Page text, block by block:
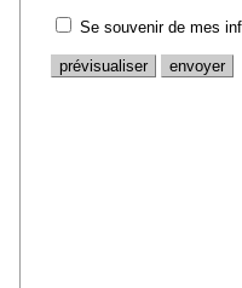
Se souvenir de mes